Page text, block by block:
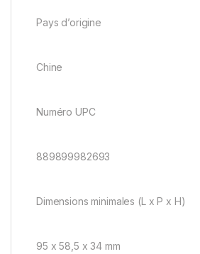
Pays d’origine
Chine
Numéro UPC
889899982693
Dimensions minimales (L x P x H)
95 x 58,5 x 34 mm